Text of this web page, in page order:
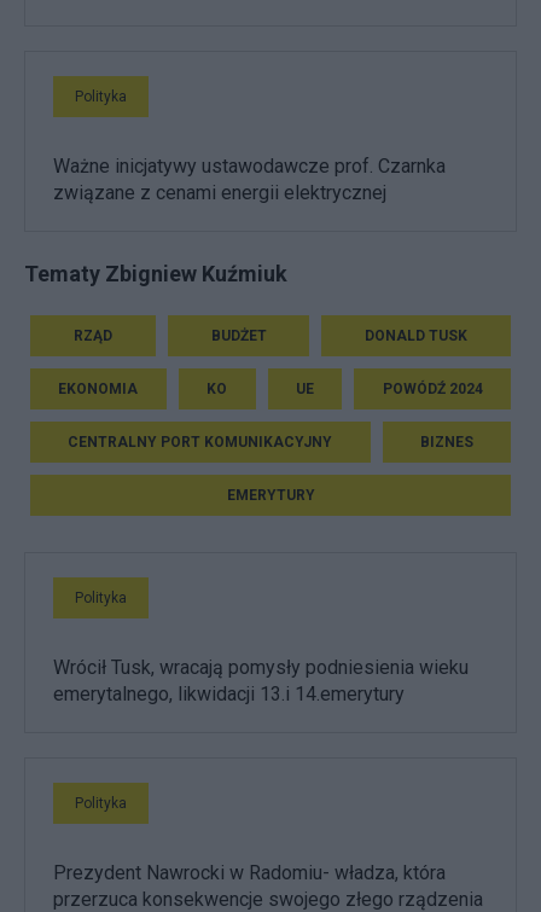
Polityka
Ważne inicjatywy ustawodawcze prof. Czarnka
związane z cenami energii elektrycznej
Tematy Zbigniew Kuźmiuk
RZĄD BUDŻET DONALD TUSK
EKONOMIA KO UE POWÓDŹ 2024
CENTRALNY PORT KOMUNIKACYJNY BIZNES
EMERYTURY
Polityka
Wrócił Tusk, wracają pomysły podniesienia wieku
emerytalnego, likwidacji 13.i 14.emerytury
Polityka
Prezydent Nawrocki w Radomiu- władza, która
przerzuca konsekwencje swojego złego rządzenia